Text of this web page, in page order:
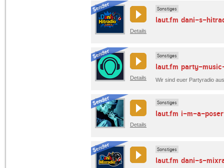
Details
Sonstiges
laut.fm dani-s-
Details
Sonstiges
laut.fm party-
Wir sind euer Partyradio
Details
Sonstiges
laut.fm i-m-a-poser
Sonstiges
laut.fm dani-s-